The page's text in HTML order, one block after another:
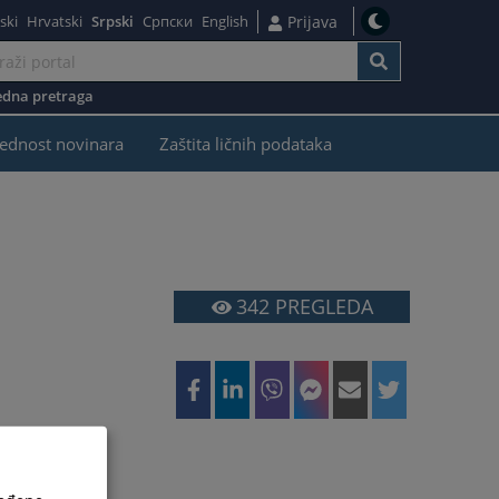
Hrvatski Srpski Српски English Prijava
pretraga
novinara Zaštita ličnih podataka
342PREGLEDA